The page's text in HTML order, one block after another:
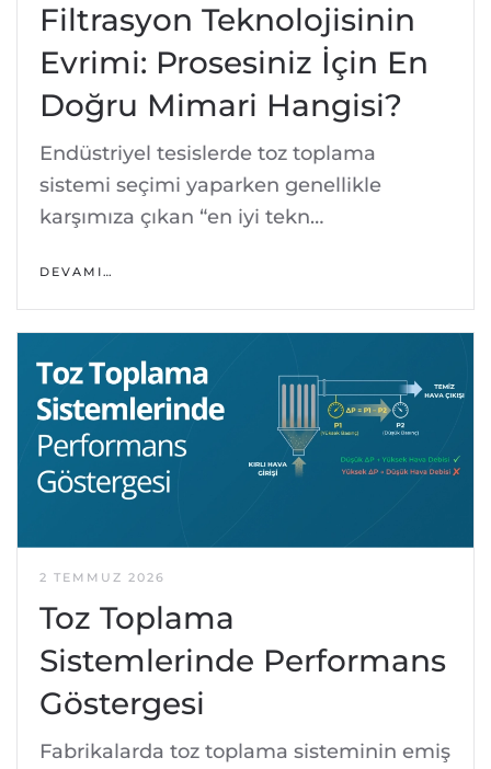
Filtrasyon Teknolojisinin
Evrimi: Prosesiniz İçin En
Doğru Mimari Hangisi?
Endüstriyel tesislerde toz toplama
sistemi seçimi yaparken genellikle
karşımıza çıkan “en iyi tekn…
DEVAMI…
2 TEMMUZ 2026
Toz Toplama
Sistemlerinde Performans
Göstergesi
Fabrikalarda toz toplama sisteminin emiş